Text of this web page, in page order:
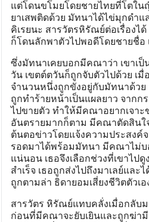
แต่โดนขโมยโดยชายไทยที่โตใน
ยาเสพติดด้วย มัทนาได้ไข่มุกดำ
คิเรยนะ สารวัตรหิรัณย์ต่อเรื่อง
ก็โดนลักพาตัวไปพอดีโดยชายชื่อ
ซึ่งมัทนาเคยบอกมีคณาว่า เขาเ
วัน เขตต์ตวันก็ถูกจับตัวไปด้วย เ
จำนวนหนึ่งถูกขังอยู่กับมัทนาด้วย
ถูกทำร้ายหน้าเป็นแผลยาว จาก
ไปขายตัว ทำให้มีคณาอยากเจา
อันตรายมากก็ตาม มีคณาตัดสินใ
ต้นตอข่าวโดยแจ้งความประสงค์จ
รอดมาได้พร้อมมัทนา มีคณาไม่บ
แน่นอน เธอจึงเลือกช่วงที่เขาไป
สำเร็จ เธอถูกส่งไปถึงมาเลย์แล
ถูกตามล่า ธิดายอมเสี่ยงชีวิตตัวเ
สารวัตร หิรัณย์แทบคลั่งเมื่อกลับม
ก่อนที่มีคณาจะยับเยินและถูกฆ่า